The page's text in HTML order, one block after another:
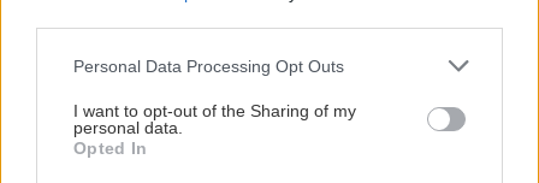
Personal Data Processing Opt Outs
I want to opt-out of the Sharing of my
personal data.
Opted In
Σκύλος ή Γάτα: Ποιο κατοικίδιο «συμφέρει»
περισσότερο την τσέπη σου το 2026;
13:23
ΚΡΗΤΗ
Σε πύρινο συναγερμό η χώρα - Στο «κόκκινο» ο
Όλες οι ειδήσεις